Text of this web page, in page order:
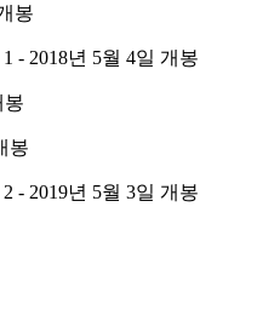
봉
- 2018년 5월 4일 개봉
봉
봉
- 2019년 5월 3일 개봉